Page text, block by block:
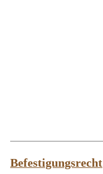
Befestigungsrecht